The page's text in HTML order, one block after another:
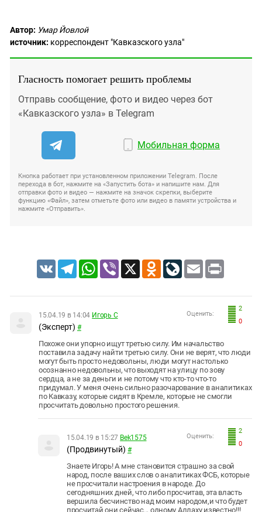
Автор: Умар Йовлой
источник: корреспондент "Кавказского узла"
Гласность помогает решить проблемы
Отправь сообщение, фото и видео через бот
«Кавказского узла» в Telegram
Мобильная форма
Кнопка работает при установленном приложении Telegram. После
перехода в бот, нажмите на «Запустить бота» и напишите нам. Для
отправки фото и видео — нажмите на значок скрепки, выберите
функцию «Файл», затем отметьте фото или видео в памяти устройства и
нажмите «Отправить».
VK TelegramWhatsApp
Viber X Odnoklassniki
LiveJournal
Email Print
2
0
Оценить:
15.04.19 в 14:04 Игорь С
(Эксперт) #
Похоже они упорно ищут третью силу. Им начальство
поставила задачу найти третью силу. Они не верят, что люди
могут быть просто недовольны, люди могут настолько
осознанно недовольны, что выходят на улицу по зову
сердца, а не за деньги и не потому что кто-то что-то
придумал. У меня очень сильно разочарование в аналитиках
по Кавказу, которые сидят в Кремле, которые не смогли
просчитать довольно простого решения.
2
0
Оценить:
15.04.19 в 15:27 Bek1575
(Продвинутый) #
Знаете Игорь! А мне становится страшно за свой
народ, после ваших слов о аналитиках ФСБ, которые
не просчитали настроения в народе. До
сегодняшних дней, что либо просчитав, эта власть
вершила бесчинство над моим народом,и что будет
просчитай они сейчас.., одному Аллаху известно!!!